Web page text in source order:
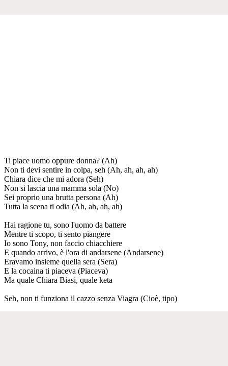
Ti piace uomo oppure donna? (Ah)
Non ti devi sentire in colpa, seh (Ah, ah, ah, ah)
Chiara dice che mi adora (Seh)
Non si lascia una mamma sola (No)
Sei proprio una brutta persona (Ah)
Tutta la scena ti odia (Ah, ah, ah, ah)
Hai ragione tu, sono l'uomo da battere
Mentre ti scopo, ti sento piangere
Io sono Tony, non faccio chiacchiere
E quando arrivo, è l'ora di andarsene (Andarsene)
Eravamo insieme quella sera (Sera)
E la cocaina ti piaceva (Piaceva)
Ma quale Chiara Biasi, quale keta
Seh, non ti funziona il cazzo senza Viagra (Cioè, tipo)